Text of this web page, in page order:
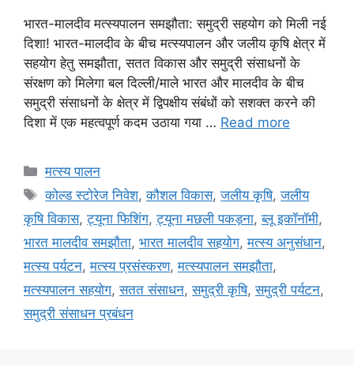
भारत-मालदीव मत्स्यपालन समझौता: समुद्री सहयोग को मिली नई
दिशा! भारत-मालदीव के बीच मत्स्यपालन और जलीय कृषि क्षेत्र में
सहयोग हेतु समझौता, सतत विकास और समुद्री संसाधनों के
संरक्षण को मिलेगा बल दिल्ली/माले भारत और मालदीव के बीच
समुद्री संसाधनों के क्षेत्र में द्विपक्षीय संबंधों को सशक्त करने की
दिशा में एक महत्वपूर्ण कदम उठाया गया … Read more
मत्स्य पालन
कोल्ड स्टोरेज निवेश,कौशल विकास,जलीय कृषि,जलीय
कृषि विकास,ट्यूना फिशिंग,ट्यूना मछली पकड़ना,ब्लू इकॉनॉमी,
भारत मालदीव समझौता, भारत मालदीव सहयोग,मत्स्य अनुसंधान,
मत्स्य पर्यटन,मत्स्य प्रसंस्करण,मत्स्यपालन समझौता,
मत्स्यपालन सहयोग,सतत संसाधन,समुद्री कृषि,समुद्री पर्यटन,
समुद्री संसाधन प्रबंधन